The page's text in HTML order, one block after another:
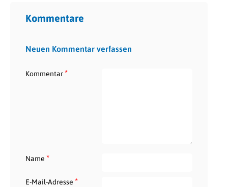
Kommentare
Neuen Kommentar verfassen
Kommentar*
Name *
E-Mail-Adresse *